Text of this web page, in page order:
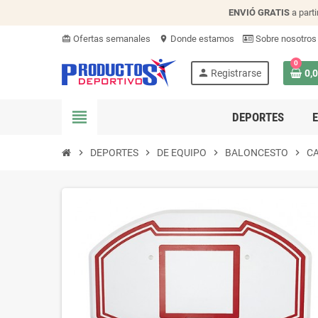
ENVIÓ GRATIS a
card_giftcard Ofertas semanales location_on Donde estamos Sobre nosotros
person Registrarse
0
view_headline DEPORTES
chevron_right DEPORTES chevron_right DE EQUIPO chevron_right BALONCESTO chevron_right